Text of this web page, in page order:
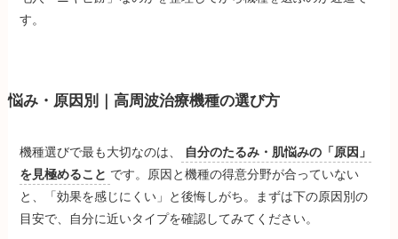
す。
悩み・原因別｜高周波治療機種の選び方
機種選びで最も大切なのは、
自分のたるみ・肌悩みの「原因」
を見極めること です。原因と機種の得意分野が合っていない
と、「効果を感じにくい」と後悔しがち。まずは下の原因別の
目安で、自分に近いタイプを確認してみてください。